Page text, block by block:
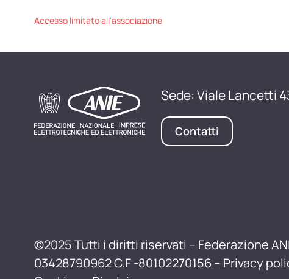
Accesso limitato all'associazione
Sede: Viale Lancetti
Contatti
©2025 Tutti i diritti riservati – Federazione
03428790962 C.F -80102270156 – Privacy